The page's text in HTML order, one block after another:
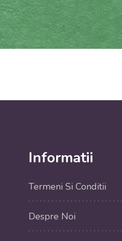
Informatii
Termeni Si Conditii
Despre Noi